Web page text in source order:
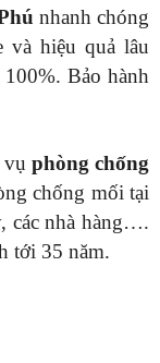
nhanh chóng
và hiệu quả lâu
Bảo hành
phòng chống
chống mối tại
các nhà hàng….
tới 35 năm.